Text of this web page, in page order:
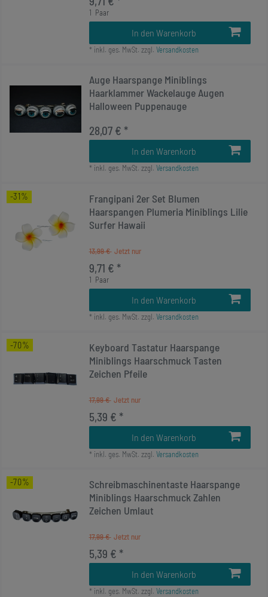
1 Paar
In den Warenkorb
* inkl. ges. MwSt. zzgl. Versandkosten
Auge Haarspange Miniblings
Haarklammer Wackelauge Augen
Halloween Puppenauge
28,07 € *
In den Warenkorb
* inkl. ges. MwSt. zzgl. Versandkosten
-31%
Frangipani 2er Set Blumen
Haarspangen Plumeria Miniblings Lilie
Surfer Hawaii
13,99 €
9,71 € *
1 Paar
In den Warenkorb
* inkl. ges. MwSt. zzgl. Versandkosten
-70%
Keyboard Tastatur Haarspange
Miniblings Haarschmuck Tasten
Zeichen Pfeile
17,99 €
5,39 € *
In den Warenkorb
* inkl. ges. MwSt. zzgl. Versandkosten
-70%
Schreibmaschinentaste Haarspange
Miniblings Haarschmuck Zahlen
Zeichen Umlaut
17,99 €
5,39 € *
In den Warenkorb
* inkl. ges. MwSt. zzgl. Versandkosten